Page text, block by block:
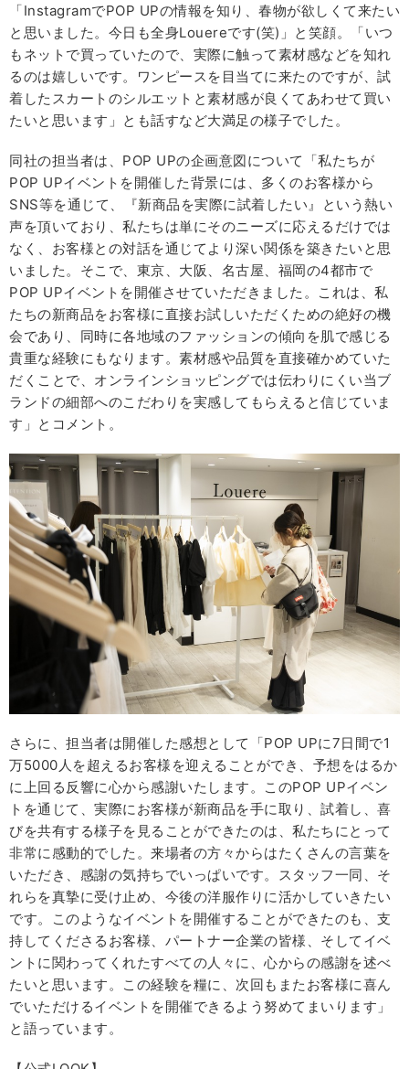
「InstagramでPOP UPの情報を知り、春物が欲しくて来たい
と思いました。今日も全身Louereです(笑)」と笑顔。「いつ
もネットで買っていたので、実際に触って素材感などを知れ
るのは嬉しいです。ワンピースを目当てに来たのですが、試
着したスカートのシルエットと素材感が良くてあわせて買い
たいと思います」とも話すなど大満足の様子でした。
同社の担当者は、POP UPの企画意図について「私たちが
POP UPイベントを開催した背景には、多くのお客様から
SNS等を通じて、『新商品を実際に試着したい』という熱い
声を頂いており、私たちは単にそのニーズに応えるだけでは
なく、お客様との対話を通じてより深い関係を築きたいと思
いました。そこで、東京、大阪、名古屋、福岡の4都市で
POP UPイベントを開催させていただきました。これは、私
たちの新商品をお客様に直接お試しいただくための絶好の機
会であり、同時に各地域のファッションの傾向を肌で感じる
貴重な経験にもなります。素材感や品質を直接確かめていた
だくことで、オンラインショッピングでは伝わりにくい当ブ
ランドの細部へのこだわりを実感してもらえると信じていま
す」とコメント。
さらに、担当者は開催した感想として「POP UPに7日間で1
万5000人を超えるお客様を迎えることができ、予想をはるか
に上回る反響に心から感謝いたします。このPOP UPイベン
トを通じて、実際にお客様が新商品を手に取り、試着し、喜
びを共有する様子を見ることができたのは、私たちにとって
非常に感動的でした。来場者の方々からはたくさんの言葉を
いただき、感謝の気持ちでいっぱいです。スタッフ一同、そ
れらを真摯に受け止め、今後の洋服作りに活かしていきたい
です。このようなイベントを開催することができたのも、支
持してくださるお客様、パートナー企業の皆様、そしてイベ
ントに関わってくれたすべての人々に、心からの感謝を述べ
たいと思います。この経験を糧に、次回もまたお客様に喜ん
でいただけるイベントを開催できるよう努めてまいります」
と語っています。